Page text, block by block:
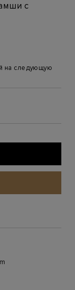
с
на следующую